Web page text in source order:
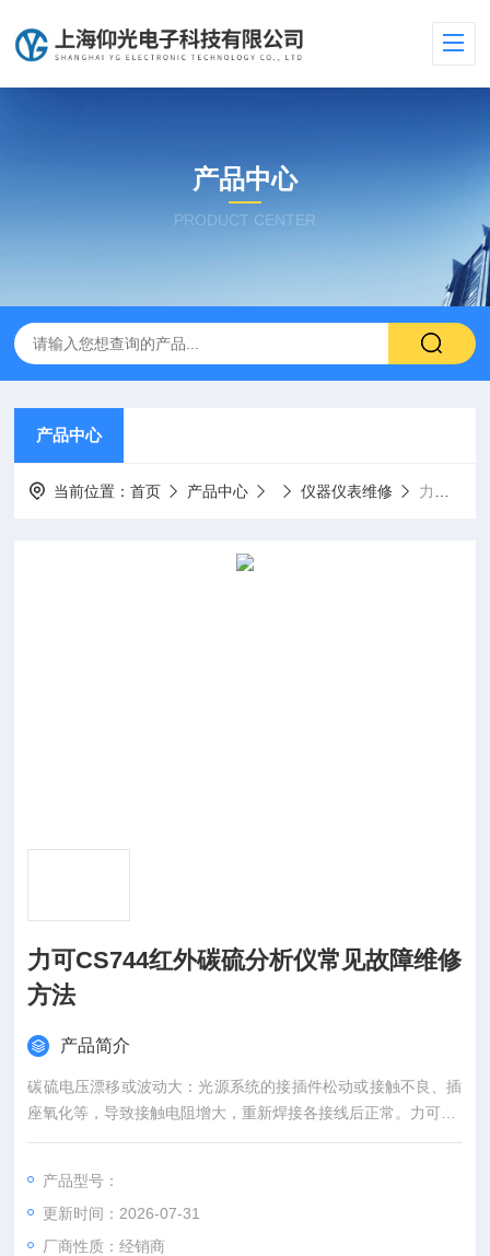
产品中心
PRODUCT CENTER
产品中心
当前位置：首页 产品中心 仪器仪表维修 力可CS744红外碳硫分析仪常见故障维修方法
力可CS744红外碳硫分析仪常见故障维修
方法
产品简介
碳硫电压漂移或波动大：光源系统的接插件松动或接触不良、插
座氧化等，导致接触电阻增大，重新焊接各接线后正常。力可CS
744红外碳硫分析仪常见故障维修方法
产品型号：
更新时间：2026-07-31
厂商性质：经销商